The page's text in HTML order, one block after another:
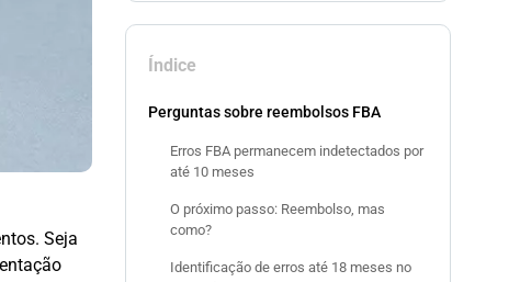
Índice
Perguntas sobre reembolsos FBA
Erros FBA permanecem indetectados por
até 10 meses
O próximo passo: Reembolso, mas
como?
Identificação de erros até 18 meses no
Seja